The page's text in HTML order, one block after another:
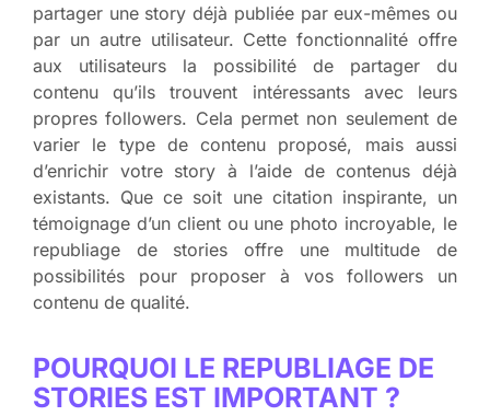
partager une story déjà publiée par eux-mêmes ou
par un autre utilisateur. Cette fonctionnalité offre
aux utilisateurs la possibilité de partager du
contenu qu’ils trouvent intéressants avec leurs
propres followers. Cela permet non seulement de
varier le type de contenu proposé, mais aussi
d’enrichir votre story à l’aide de contenus déjà
existants. Que ce soit une citation inspirante, un
témoignage d’un client ou une photo incroyable, le
republiage de stories offre une multitude de
possibilités pour proposer à vos followers un
contenu de qualité.
POURQUOI LE REPUBLIAGE DE
STORIES EST IMPORTANT ?